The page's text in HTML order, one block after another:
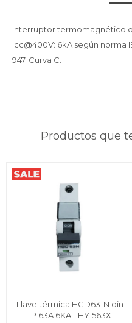
Interruptor termomagnético
Icc@400V: 6kA según norma
947. Curva C.
Productos que
Llave térmica HGD63-N din
1P 63A 6KA - HY1563X